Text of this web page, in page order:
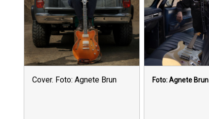
Cover. Foto: Agnete Brun Foto: Agnete Brun